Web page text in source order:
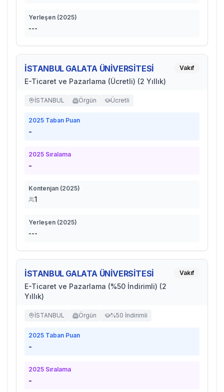
Yerleşen (2025)
---
İSTANBUL GALATA ÜNİVERSİTESİ
E-Ticaret ve Pazarlama (Ücretli) (2 Yıllık)
Vakıf
İSTANBUL Örgün Ücretli
2025 Taban Puan
-
2025 Sıralama
-
Kontenjan (2025)
1
Yerleşen (2025)
---
İSTANBUL GALATA ÜNİVERSİTESİ
E-Ticaret ve Pazarlama (%50 İndirimli) (2
Yıllık)
Vakıf
İSTANBUL Örgün %50 İndirimli
2025 Taban Puan
-
2025 Sıralama
-